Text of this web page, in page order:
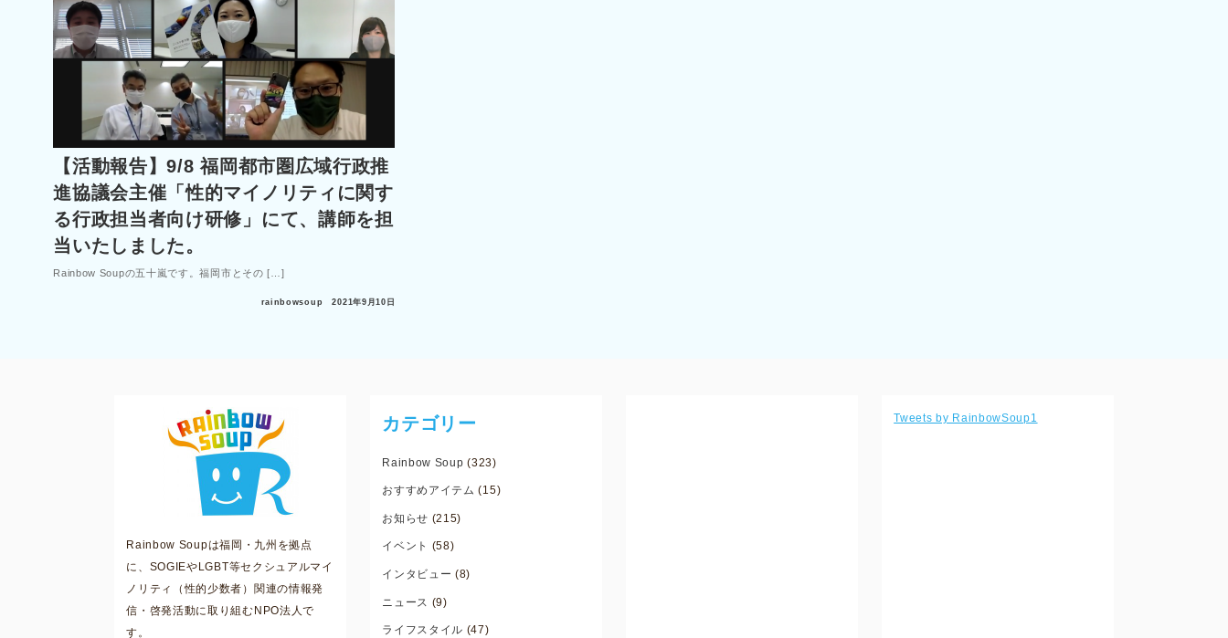
【活動報告】9/8 福岡都市圏広域行政推
進協議会主催「性的マイノリティに関す
る行政担当者向け研修」にて、講師を担
当いたしました。
Rainbow Soupの五十嵐です。福岡市とその […]
rainbowsoup 2021年9月10日
Rainbow Soupは福岡・九州を拠点
に、SOGIEやLGBT等セクシュアルマイ
ノリティ（性的少数者）関連の情報発
信・啓発活動に取り組むNPO法人で
す。
カテゴリー
Rainbow Soup (323)
おすすめアイテム (15)
お知らせ (215)
イベント (58)
インタビュー (8)
ニュース (9)
ライフスタイル (47)
Tweets by RainbowSoup1